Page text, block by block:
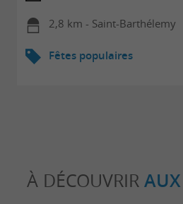
2,8 km - Saint-Barthélemy
Fêtes populaires
À DÉCOUVRIR